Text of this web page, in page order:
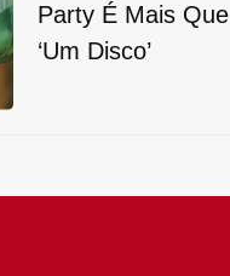
Party É Mais Que
‘um Disco’